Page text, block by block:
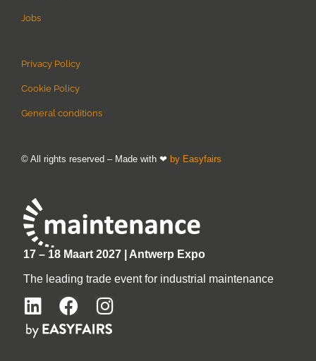
17 – 18 Maart 2027 | Antwerp Expo
The leading trade event for industrial maintenance
Jobs
Privacy Policy
Cookie Policy
General conditions
© All rights reserved – Made with ❤ by Easyfairs